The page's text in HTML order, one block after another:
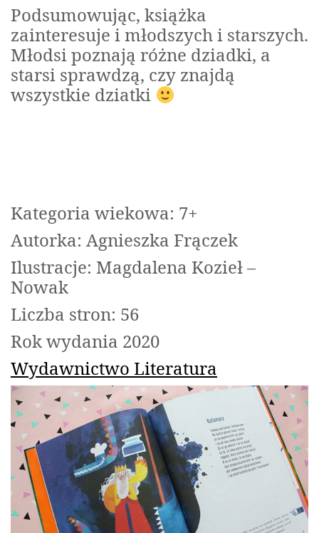
Podsumowując, książka
zainteresuje i młodszych i starszych.
Młodsi poznają różne dziadki, a
starsi sprawdzą, czy znajdą
wszystkie dziatki
Kategoria wiekowa: 7+
Autorka: Agnieszka Frączek
Ilustracje: Magdalena Kozieł –
Nowak
Liczba stron: 56
Rok wydania 2020
Wydawnictwo Literatura